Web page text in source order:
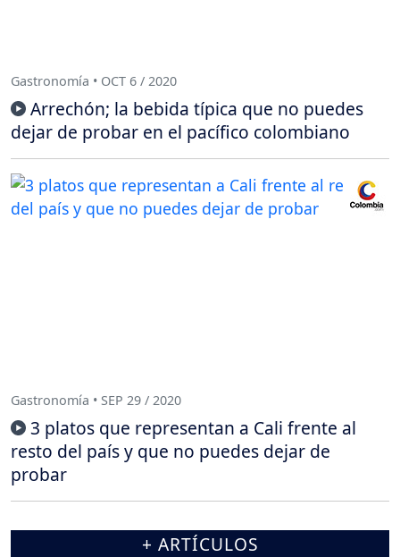
Gastronomía • OCT 6 / 2020
Arrechón; la bebida típica que no puedes
dejar de probar en el pacífico colombiano
Gastronomía • SEP 29 / 2020
3 platos que representan a Cali frente al
resto del país y que no puedes dejar de
probar
+ ARTÍCULOS